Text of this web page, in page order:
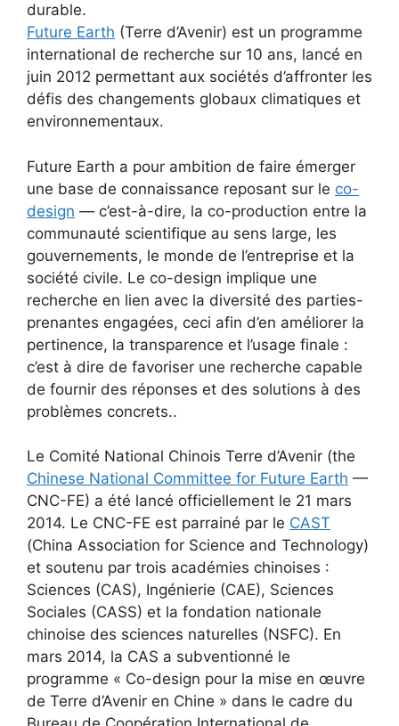
durable.
Future Earth (Terre d’Avenir) est un programme
international de recherche sur 10 ans, lancé en
juin 2012 permettant aux sociétés d’affronter les
défis des changements globaux climatiques et
environnementaux.
Future Earth a pour ambition de faire émerger
une base de connaissance reposant sur le co-
design — c’est-à-dire, la co-production entre la
communauté scientifique au sens large, les
gouvernements, le monde de l’entreprise et la
société civile. Le co-design implique une
recherche en lien avec la diversité des parties-
prenantes engagées, ceci afin d’en améliorer la
pertinence, la transparence et l’usage finale :
c’est à dire de favoriser une recherche capable
de fournir des réponses et des solutions à des
problèmes concrets..
Le Comité National Chinois Terre d’Avenir (the
Chinese National Committee for Future Earth —
CNC-FE) a été lancé officiellement le 21 mars
2014. Le CNC-FE est parrainé par le CAST
(China Association for Science and Technology)
et soutenu par trois académies chinoises :
Sciences (CAS), Ingénierie (CAE), Sciences
Sociales (CASS) et la fondation nationale
chinoise des sciences naturelles (NSFC). En
mars 2014, la CAS a subventionné le
programme « Co-design pour la mise en œuvre
de Terre d’Avenir en Chine » dans le cadre du